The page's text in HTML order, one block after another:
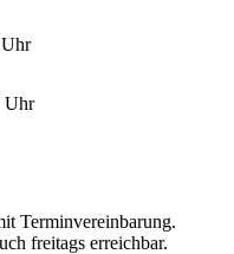
Uhr
Terminvereinbarung.
freitags erreichbar.